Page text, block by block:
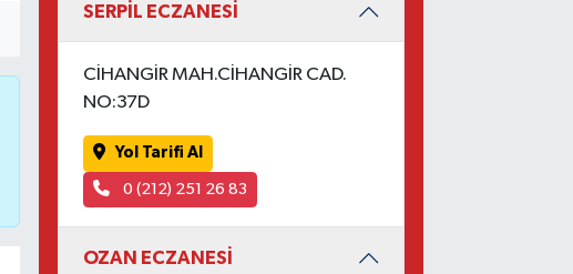
SERPİL ECZANESİ
CİHANGİR MAH.CİHANGİR CAD.
NO:37D
Yol Tarifi Al
0 (212) 251 26 83
OZAN ECZANESİ